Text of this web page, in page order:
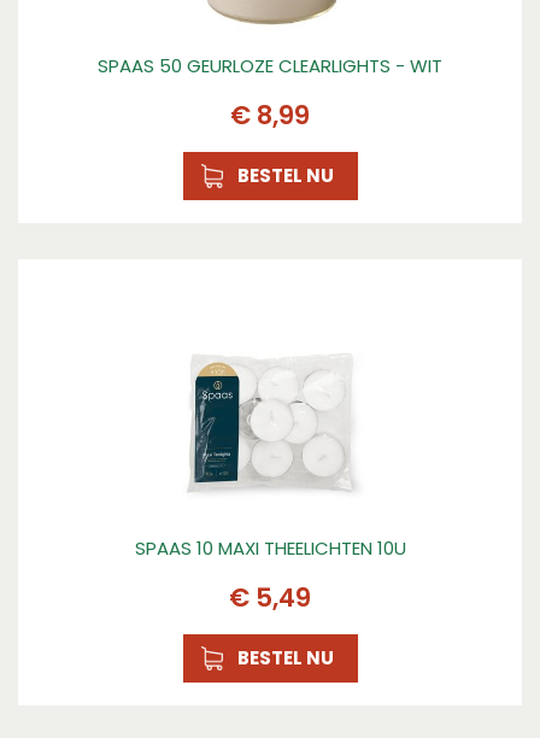
SPAAS 50 GEURLOZE CLEARLIGHTS - WIT
€ 8,99
BESTEL NU
SPAAS 10 MAXI THEELICHTEN 10U
€ 5,49
BESTEL NU